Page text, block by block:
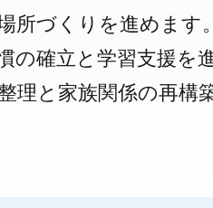
所づくりを進めます。
の確立と学習支援を
理と家族関係の再構